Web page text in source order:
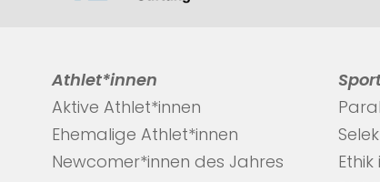
Athlet*innen
Aktive Athlet*innen
Ehemalige Athlet*innen
Newcomer*innen des Jahres